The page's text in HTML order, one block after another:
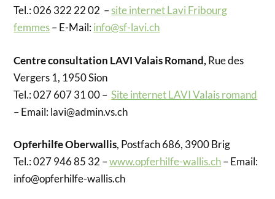
Tel.: 026 322 22 02 –site internet Lavi Fribourg
femmes– E-Mail:info@sf-lavi.ch
Centre consultation LAVI Valais Romand, Rue des
Vergers 1, 1950 Sion
Tel.: 027 607 31 00 –Site internet LAVI Valais romand
– Email: lavi@admin.vs.ch
Opferhilfe Oberwallis, Postfach 686, 3900 Brig
Tel.: 027 946 85 32 –www.opferhilfe-wallis.ch– Email:
info@opferhilfe-wallis.ch